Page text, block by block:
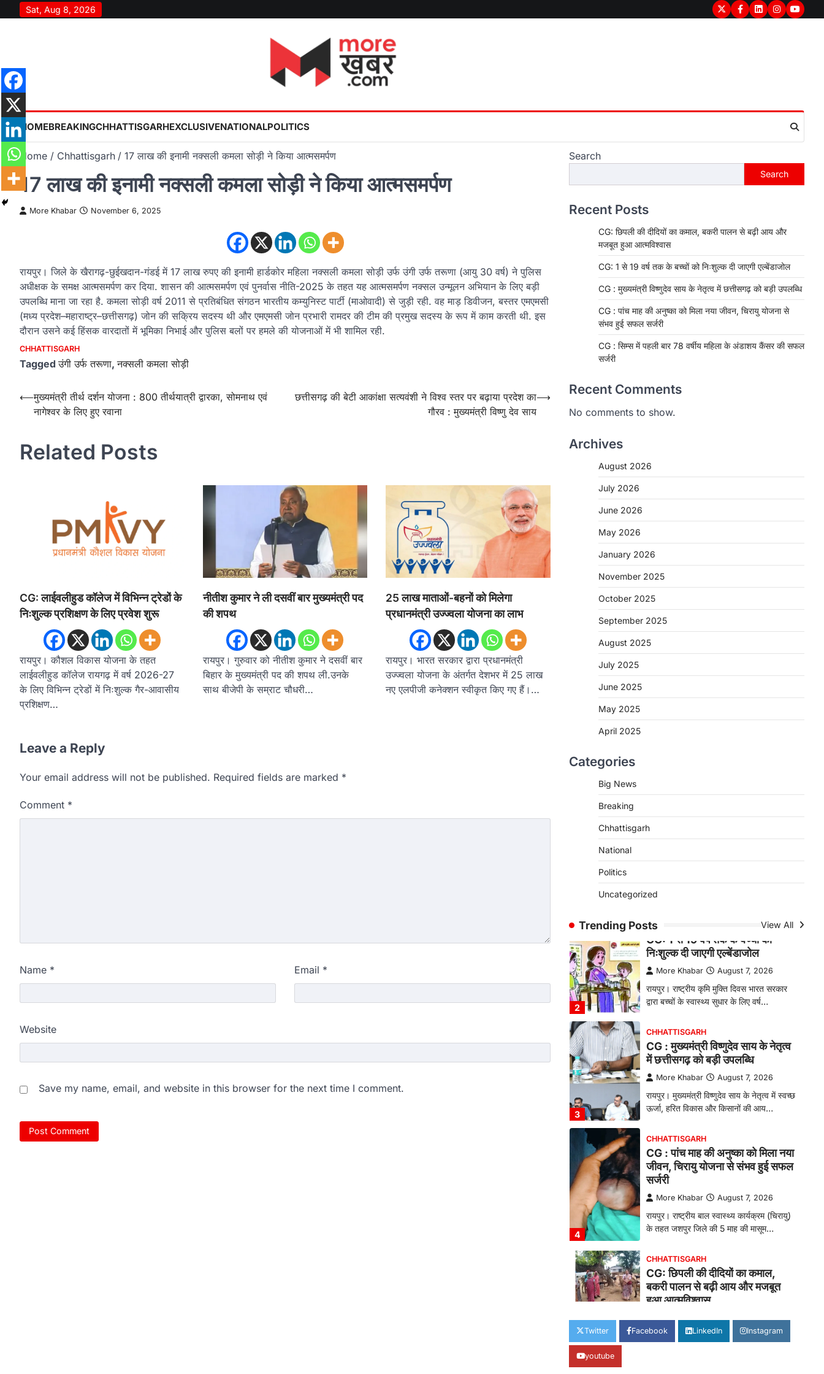
to
Sat, Aug 8, 2026
TwitterFacebook
LinkedInInstagram
HOMEBREAKINGCHHATTISGARHEXCLUSIVENATIONALPOLITICS
Home Chhattisgarh 17 लाख की इनामी नक्सली कमला सोड़ी ने किया आत्मसमर्पण
17 लाख की इनामी नक्सली कमला सोड़ी ने किया आत्मसमर्पण
More Khabar November 6, 2025
रायपुर। जिले के खैरागढ़-छुईखदान-गंडई में 17 लाख रुपए की इनामी हार्डकोर महिला नक्सली कमला सोड़ी उर्फ उंगी उर्फ तरूणा (आयु 30 वर्ष) ने पुलिस
अधीक्षक के समक्ष आत्मसमर्पण कर दिया. शासन की आत्मसमर्पण एवं पुनर्वास नीति-2025 के तहत यह आत्मसमर्पण नक्सल उन्मूलन अभियान के लिए बड़ी
उपलब्धि माना जा रहा है. कमला सोड़ी वर्ष 2011 से प्रतिबंधित संगठन भारतीय कम्युनिस्ट पार्टी (माओवादी) से जुड़ी रही. वह माड़ डिवीजन, बस्तर एमएमसी
(मध्य प्रदेश–महाराष्ट्र–छत्तीसगढ़) जोन की सक्रिय सदस्य थी और एमएमसी जोन प्रभारी रामदर की टीम की प्रमुख सदस्य के रूप में काम करती थी. इस
दौरान उसने कई हिंसक वारदातों में भूमिका निभाई और पुलिस बलों पर हमले की योजनाओं में भी शामिल रही.
CHHATTISGARH
Taggedउंगी उर्फ तरूणा,नक्सली कमला सोड़ी
Post
navigation
⟵मुख्यमंत्री तीर्थ दर्शन योजना : 800 तीर्थयात्री द्वारका, सोमनाथ एवं
नागेश्वर के लिए हुए रवाना
छत्तीसगढ़ की बेटी आकांक्षा सत्यवंशी ने विश्व स्तर पर बढ़ाया प्रदेश का
गौरव : मुख्यमंत्री विष्णु देव साय
⟶
Related Posts
CG: लाईवलीहुड कॉलेज में विभिन्न ट्रेडों के
निःशुल्क प्रशिक्षण के लिए प्रवेश शुरू
रायपुर। कौशल विकास योजना के तहत
लाईवलीहुड कॉलेज रायगढ़ में वर्ष 2026-27
के लिए विभिन्न ट्रेडों में निःशुल्क गैर-आवासीय
प्रशिक्षण…
नीतीश कुमार ने ली दसवीं बार मुख्यमंत्री पद
की शपथ
रायपुर। गुरुवार को नीतीश कुमार ने दसवीं बार
बिहार के मुख्यमंत्री पद की शपथ ली.उनके
साथ बीजेपी के सम्राट चौधरी…
25 लाख माताओं-बहनों को मिलेगा
प्रधानमंत्री उज्ज्वला योजना का लाभ
रायपुर। भारत सरकार द्वारा प्रधानमंत्री
उज्ज्वला योजना के अंतर्गत देशभर में 25 लाख
नए एलपीजी कनेक्शन स्वीकृत किए गए हैं।…
Leave a Reply
Your email address will not be published. Required fields are marked *
Comment *
Name * Email *
Website
Save my name, email, and website in this browser for the next time I comment.
Search
Search
Recent Posts
CG: छिपली की दीदियों का कमाल, बकरी पालन से बढ़ी आय और
मजबूत हुआ आत्मविश्वास
CG: 1 से 19 वर्ष तक के बच्चों को निःशुल्क दी जाएगी एल्बेंडाजोल
CG : मुख्यमंत्री विष्णुदेव साय के नेतृत्व में छत्तीसगढ़ को बड़ी उपलब्धि
CG : पांच माह की अनुष्का को मिला नया जीवन, चिरायु योजना से
संभव हुई सफल सर्जरी
CG : सिम्स में पहली बार 78 वर्षीय महिला के अंडाशय कैंसर की सफल
सर्जरी
Recent Comments
No comments to show.
Archives
August 2026
July 2026
June 2026
May 2026
January 2026
November 2025
October 2025
September 2025
August 2025
July 2025
June 2025
May 2025
April 2025
Categories
Big News
Breaking
Chhattisgarh
National
Politics
Uncategorized
Trending Posts View All
CHHATTISGARH
निःशुल्क दी जाएगी एल्बेंडाजोल
CHHATTISGARH
CG : मुख्यमंत्री विष्णुदेव साय के नेतृत्व
में छत्तीसगढ़ को बड़ी उपलब्धि
More Khabar
रायपुर। मुख्यमंत्री विष्णुदेव साय के नेतृत्व में स्वच्छ
ऊर्जा, हरित विकास और किसानों की आय…
CG : पांच माह की अनुष्का को मिला नया
CG: छिपली की दीदियों का कमाल,
बकरी पालन से बढ़ी आय और मजबूत
More Khabar August 7, 2026
रायपुर। ग्रामीण महिलाओं को आर्थिक रूप से
सशक्त बनाने की दिशा में जिले के नगरी…
2
CHHATTISGARH
CG: 1 से 19 वर्ष तक के बच्चों को
निःशुल्क दी जाएगी एल्बेंडाजोल
More Khabar August 7, 2026
रायपुर। राष्ट्रीय कृमि मुक्ति दिवस भारत सरकार
द्वारा बच्चों के स्वास्थ्य सुधार के लिए वर्ष…
3
CHHATTISGARH
CG : मुख्यमंत्री विष्णुदेव साय के नेतृत्व
में छत्तीसगढ़ को बड़ी उपलब्धि
More Khabar August 7, 2026
रायपुर। मुख्यमंत्री विष्णुदेव साय के नेतृत्व में स्वच्छ
ऊर्जा, हरित विकास और किसानों की आय…
4
CHHATTISGARH
CG : पांच माह की अनुष्का को मिला नया
जीवन, चिरायु योजना से संभव हुई सफल
सर्जरी
More Khabar August 7, 2026
रायपुर। राष्ट्रीय बाल स्वास्थ्य कार्यक्रम (चिरायु)
के तहत जशपुर जिले की 5 माह की मासूम…
1
CHHATTISGARH
CG: छिपली की दीदियों का कमाल,
बकरी पालन से बढ़ी आय और मजबूत
हुआ आत्मविश्वास
More Khabar August 7, 2026
रायपुर। ग्रामीण महिलाओं को आर्थिक रूप से
Twitter Facebook LinkedIn Instagram
youtube